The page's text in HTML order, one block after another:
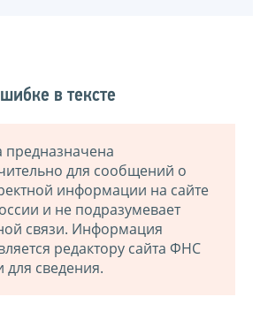
в тексте
для сообщений о
информации на сайте
и не подразумевает
связи. Информация
редактору сайта ФНС
для сведения.